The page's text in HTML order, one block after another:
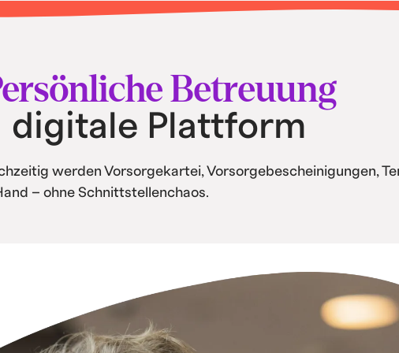
und
Betreuung
digitale Plattform
werden Vorsorgekartei, Vorsorgebescheinigungen,
– ohne Schnittstellenchaos.